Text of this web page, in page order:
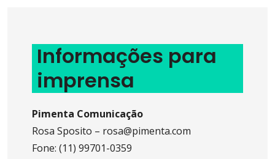
Informações para
imprensa
Pimenta Comunicação
Rosa Sposito – rosa@pimenta.com
Fone: (11) 99701-0359